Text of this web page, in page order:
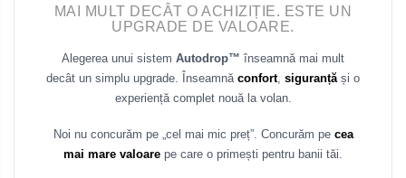
Rame adaptoare Mazda
Rame adaptoare Kia
Rame adaptoare Alfa Romeo
Rame adaptoare Nissan
MAI MULT DECÂT O ACHIZIȚIE. ESTE UN
UPGRADE DE VALOARE.
Alegerea unui sistem Autodrop™ înseamnă mai mult
decât un simplu upgrade. Înseamnă confort, siguranțăși o
experiență complet nouă la volan.
Noi nu concurăm pe „cel mai mic preț”. Concurăm pe cea
mai mare valoare pe care o primești pentru banii tăi.